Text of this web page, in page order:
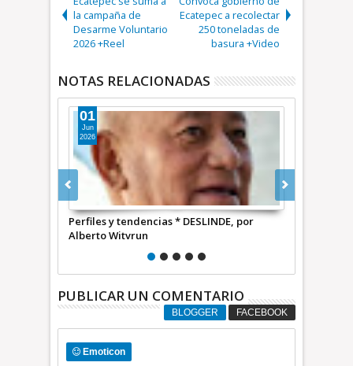
la campaña de
Desarme Voluntario
2026 +Reel
Ecatepec a recolectar
250 toneladas de
basura +Video
NOTAS RELACIONADAS
DESLINDE, por
La feria de las ferias * DESLINDE, por
Alberto Witvrun
06
PUBLICAR UN COMENTARIO
BLOGGER FACEBOOK
Emoticon